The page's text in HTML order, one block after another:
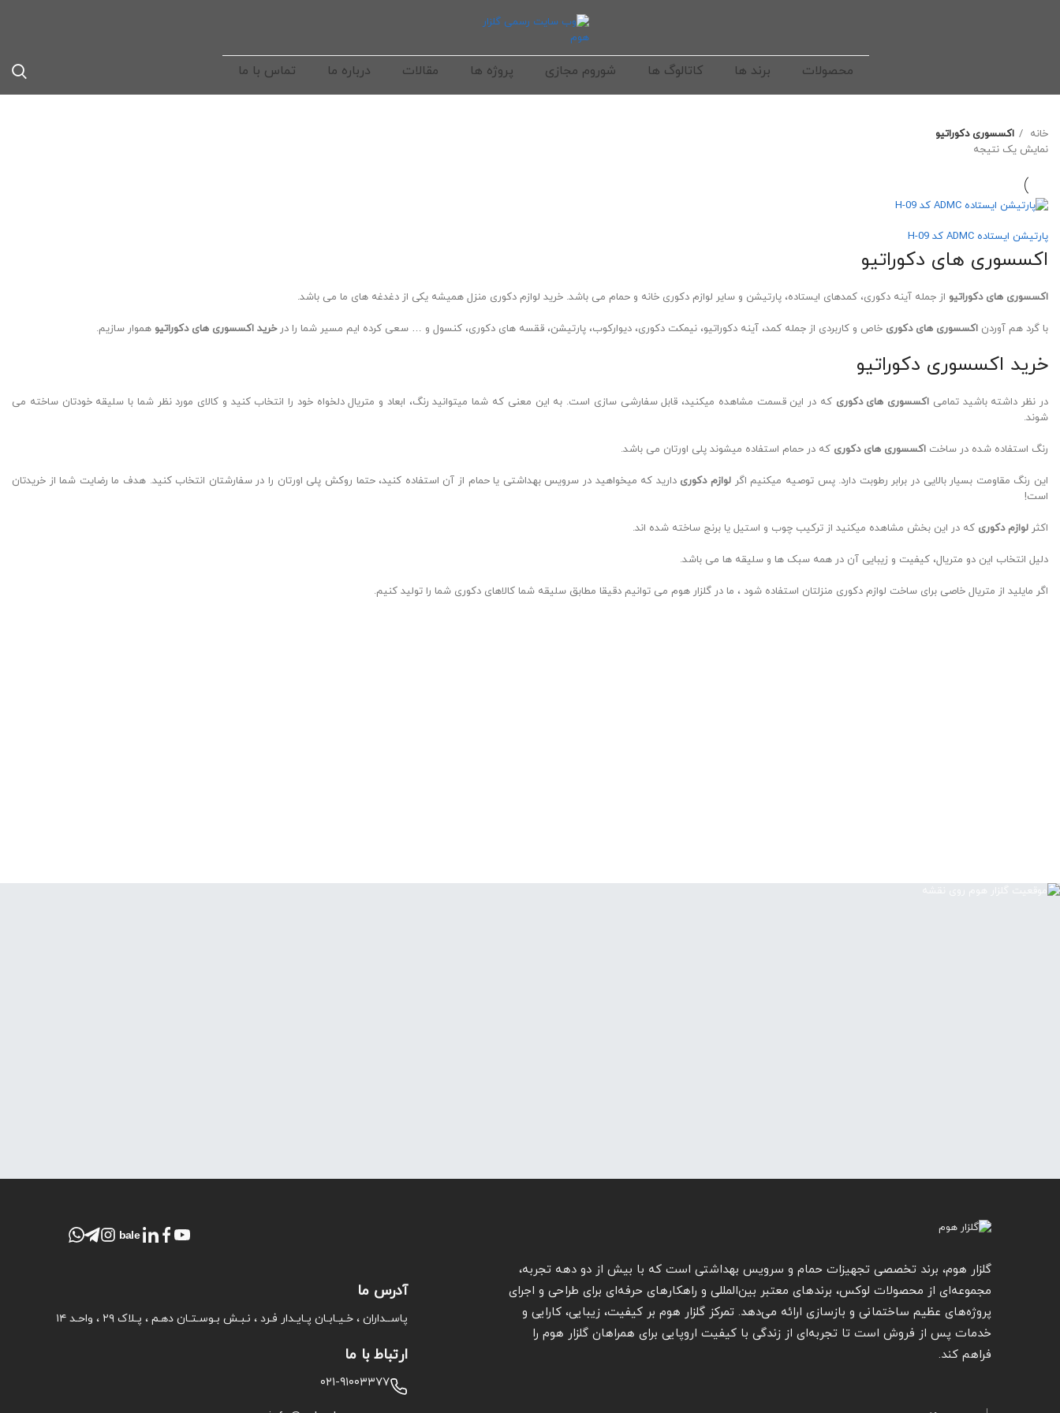
محصولات برند ها کاتالوگ ها شوروم مجازی پروژه ها مقالات درباره ما تماس با ما
خانه
اکسسوری دکوراتیو
نمایش یک نتیجه
پارتیشن ایستاده ADMC کد H-09
اکسسوری های دکوراتیو
اکسسوری های دکوراتیو از جمله آینه دکوری، کمدهای ایستاده، پارتیشن و سایر لوازم دکوری خانه و حمام می باشد. خرید لوازم دکوری منزل همیشه یکی از دغدغه های ما می باشد.
با گرد هم آوردن اکسسوری های دکوری خاص و کاربردی از جمله کمد، آینه دکوراتیو، نیمکت دکوری، دیوارکوب، پارتیشن، ققسه های دکوری، کنسول و … سعی کرده ایم مسیر شما را درخرید اکسسوری های دکوراتیو هموار سازیم.
خرید اکسسوری دکوراتیو
در نظر داشته باشید تمامی اکسسوری های دکوری که در این قسمت مشاهده میکنید، قابل سفارشی سازی است. به این معنی که شما میتوانید رنگ، ابعاد و متریال دلخواه خود را انتخاب کنید و کالای مورد نظر شما با سلیقه خودتان ساخته می
شوند.
رنگ استفاده شده در ساخت اکسسوری های دکوری که در حمام استفاده میشوند پلی اورتان می باشد.
این رنگ مقاومت بسیار بالایی در برابر رطوبت دارد. پس توصیه میکنیم اگر لوازم دکوری دارید که میخواهید در سرویس بهداشتی یا حمام از آن استفاده کنید، حتما روکش پلی اورتان را در سفارشتان انتخاب کنید. هدف ما رضایت شما از خریدتان
است!
اکثر لوازم دکوری که در این بخش مشاهده میکنید از ترکیب چوب و استیل یا برنج ساخته شده اند.
دلیل انتخاب این دو متریال، کیفیت و زیبایی آن در همه سبک ها و سلیقه ها می باشد.
اگر مایلید از متریال خاصی برای ساخت لوازم دکوری منزلتان استفاده شود ، ما در گلزار هوم می توانیم دقیقا مطابق سلیقه شما کالاهای دکوری شما را تولید کنیم.
bale
آدرس ما
پاســداران ، خـیـابـان پـایـدار فـرد ، نـبـش بـوسـتـان دهـم ، پـلاک ۲۹ ، واحـد ۱۴
ارتباط با ما
۰۲۱-۹۱۰۰۳۳۷۷
گلزار هوم، برند تخصصی تجهیزات حمام و سرویس بهداشتی است که با بیش از دو دهه تجربه،
مجموعه‌ای از محصولات لوکس، برندهای معتبر بین‌المللی و راهکارهای حرفه‌ای برای طراحی و اجرای
پروژه‌های عظیم ساختمانی و بازسازی ارائه می‌دهد. تمرکز گلزار هوم بر کیفیت، زیبایی، کارایی و
خدمات پس از فروش است تا تجربه‌ای از زندگی با کیفیت اروپایی برای همراهان گلزار هوم را
فراهم کند.